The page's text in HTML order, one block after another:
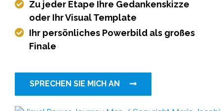
Zu jeder Etape Ihre Gedankenskizze
oder Ihr Visual Template
Ihr persönliches Powerbild als großes
Finale
SPRECHEN SIE MICH AN